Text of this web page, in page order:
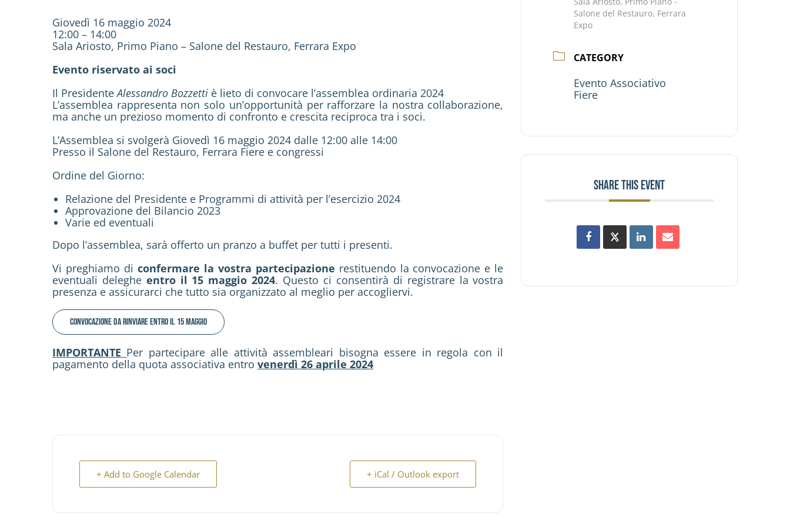
Giovedì 16 maggio 2024
12:00 – 14:00
Sala Ariosto, Primo Piano – Salone del Restauro, Ferrara Expo
Evento riservato ai soci
Il PresidenteAlessandro Bozzettiè lieto di convocare l’assemblea ordinaria 2024
L’assemblea rappresenta non solo un’opportunità per rafforzare la nostra collaborazione,
ma anche un prezioso momento di confronto e crescita reciproca tra i soci.
L’Assemblea si svolgerà Giovedì 16 maggio 2024 dalle 12:00 alle 14:00
Presso il Salone del Restauro, Ferrara Fiere e congressi
Ordine del Giorno:
Relazione del Presidente e Programmi di attività per l’esercizio 2024
Approvazione del Bilancio 2023
Varie ed eventuali
Dopo l’assemblea, sarà offerto un pranzo a buffet per tutti i presenti.
Vi preghiamo di confermare la vostra partecipazione restituendo la convocazione e le
eventuali deleghe entro il 15 maggio 2024. Questo ci consentirà di registrare la vostra
presenza e assicurarci che tutto sia organizzato al meglio per accogliervi.
CONVOCAZIONE DA RINVIARE ENTRO IL 15 MAGGIO
IMPORTANTE Per partecipare alle attività assembleari bisogna essere in regola con il
pagamento della quota associativa entro venerdì 26 aprile 2024
+ Add to Google Calendar + iCal / Outlook export
Salone del Restauro, Ferrara
Expo
CATEGORY
Evento Associativo
Fiere
SHARE THIS EVENT